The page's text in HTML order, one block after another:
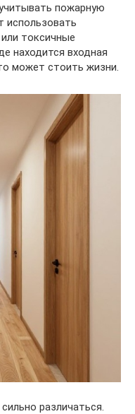
пожарную
использовать
токсичные
находится входная
может стоить жизни.
различаться.